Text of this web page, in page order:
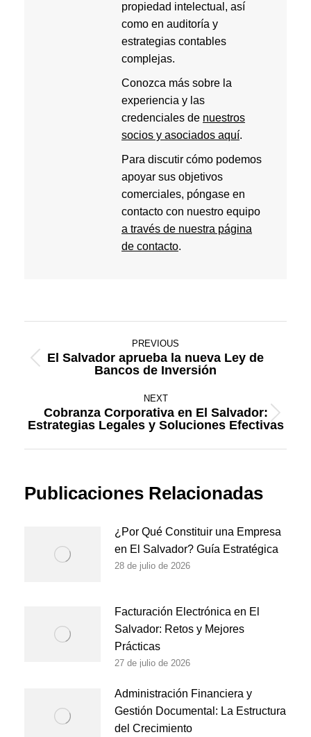
propiedad intelectual, así
como en auditoría y
estrategias contables
complejas.
Conozca más sobre la
experiencia y las
credenciales de nuestros
socios y asociados aquí.
Para discutir cómo podemos
apoyar sus objetivos
comerciales, póngase en
contacto con nuestro equipo
a través de nuestra página
de contacto.
navigationPREVIOUS
Previous
El Salvador aprueba la nueva Ley de
Bancos de Inversión
NEXT
Next
Cobranza Corporativa en El Salvador:
Estrategias Legales y Soluciones Efectivas
Publicaciones Relacionadas
¿Por Qué Constituir una Empresa
en El Salvador? Guía Estratégica
28 de julio de 2026
Facturación Electrónica en El
Salvador: Retos y Mejores
Prácticas
27 de julio de 2026
Administración Financiera y
Gestión Documental: La Estructura
del Crecimiento